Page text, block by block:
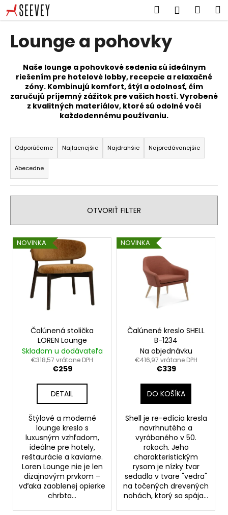
Prejsť
na
obsah
Hľadať
Lounge a pohovky
Naše lounge a pohovkové sedenia sú ideálnym
riešením pre hotelové lobby, recepcie a relaxačné
zóny. Kombinujú komfort, štýl a odolnosť, čím
zaručujú príjemný zážitok pre vašich hostí. Vyrobené
z kvalitných materiálov, ktoré sú odolné voči
každodennému používaniu.
R
a
d
e
n
p
r
Odporúčame Najlacnejšie Najdrahšie Najpredávanejšie
Abecedne
OTVORIŤ FILTER
V
ý
NOVINKA
Čalúnená stolička
LOREN Lounge
Skladom u dodávateľa
€318,57 vrátane DPH
€259
DETAIL
Štýlové a moderné
lounge kreslo s
luxusným vzhľadom,
ideálne pre hotely,
reštaurácie a kaviarne.
Loren Lounge nie je len
dizajnovým prvkom –
vďaka zaoblenej opierke
chrbta...
NOVINKA
Čalúnené kreslo SHELL
B-1234
Na objednávku
€416,97 vrátane DPH
€339
DO KOŠÍKA
Shell je re-edícia kresla
navrhnutého a
vyrábaného v 50.
rokoch. Jeho
charakteristickým
rysom je nízky tvar
sedadla v tvare "vedra"
na točených drevených
nohách, ktorý sa spája...
K
o
p
o
e
b
u
j
e
t
n
á
j
HĽADAŤ